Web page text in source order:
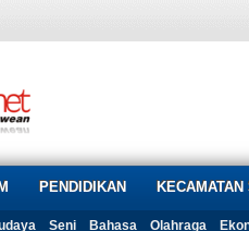
PENDIDIKAN
Seni Bahasa Olahraga